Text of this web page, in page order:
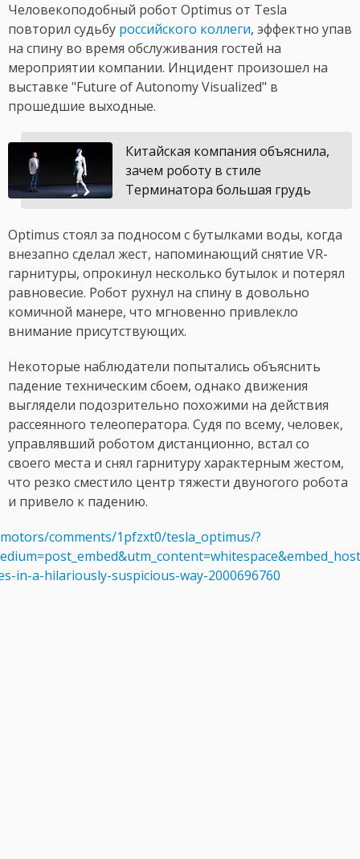
Человекоподобный робот Optimus от Tesla
повторил судьбу российского коллеги, эффектно упав
на спину во время обслуживания гостей на
мероприятии компании. Инцидент произошел на
выставке "Future of Autonomy Visualized" в
прошедшие выходные.
Китайская компания объяснила,
зачем роботу в стиле
Терминатора большая грудь
Optimus стоял за подносом с бутылками воды, когда
внезапно сделал жест, напоминающий снятие VR-
гарнитуры, опрокинул несколько бутылок и потерял
равновесие. Робот рухнул на спину в довольно
комичной манере, что мгновенно привлекло
внимание присутствующих.
Некоторые наблюдатели попытались объяснить
падение техническим сбоем, однако движения
выглядели подозрительно похожими на действия
рассеянного телеоператора. Судя по всему, человек,
управлявший роботом дистанционно, встал со
своего места и снял гарнитуру характерным жестом,
что резко сместило центр тяжести двуногого робота
и привело к падению.
comments/1pfzxt0/tesla_optimus/?
in-a-hilariously-suspicious-way-2000696760